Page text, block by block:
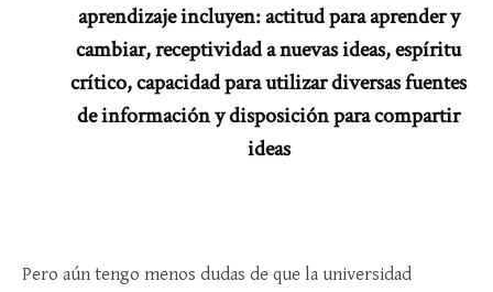
aprendizaje incluyen: actitud para aprender y
cambiar, receptividad a nuevas ideas, espíritu
crítico, capacidad para utilizar diversas fuentes
de información y disposición para compartir
ideas
Pero aún tengo menos dudas de que la universidad